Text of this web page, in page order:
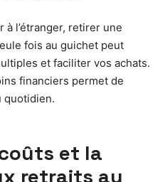
à l’étranger, retirer une
fois au guichet peut
et faciliter vos achats.
financiers permet de
quotidien.
et la
retraits au